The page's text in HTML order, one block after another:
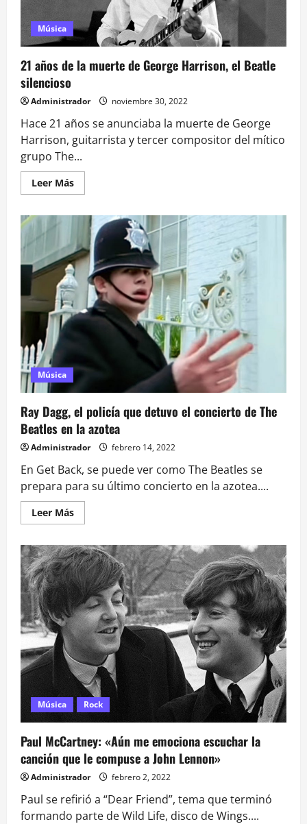
Música
21 años de la muerte de George Harrison, el Beatle
silencioso
Administrador noviembre 30, 2022
Hace 21 años se anunciaba la muerte de George
Harrison, guitarrista y tercer compositor del mítico
grupo The...
Leer MásLeer
más
años
la
muerte
de
George
Harrison,
Beatle
silencioso
Música
Ray Dagg, el policía que detuvo el concierto de The
Beatles en la azotea
Administrador febrero 14, 2022
En Get Back, se puede ver como The Beatles se
prepara para su último concierto en la azotea....
Leer MásLeer
más
Ray
Dagg,
el
policía
que
detuvo
el
concierto
de
The
Beatles
en
la
azotea
Música Rock
Paul McCartney: «Aún me emociona escuchar la
canción que le compuse a John Lennon»
Administrador febrero 2, 2022
Paul se refirió a “Dear Friend”, tema que terminó
formando parte de Wild Life, disco de Wings....